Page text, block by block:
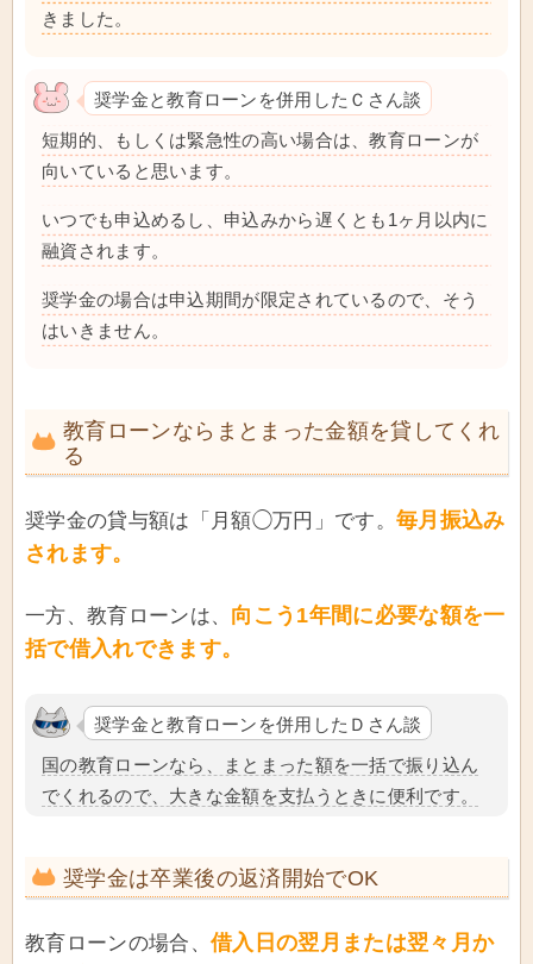
きました。
奨学金と教育ローンを併用したＣさん談
短期的、もしくは緊急性の高い場合は、教育ローンが
向いていると思います。
いつでも申込めるし、申込みから遅くとも1ヶ月以内に
融資されます。
奨学金の場合は申込期間が限定されているので、そう
はいきません。
教育ローンならまとまった金額を貸してくれ
る
奨学金の貸与額は「月額◯万円」です。毎月振込み
されます。
一方、教育ローンは、 向こう1年間に必要な額を一
括で借入れできます。
奨学金と教育ローンを併用したＤさん談
国の教育ローンなら、まとまった額を一括で振り込ん
でくれるので、大きな金額を支払うときに便利です。
奨学金は卒業後の返済開始でOK
教育ローンの場合、借入日の翌月または翌々月か